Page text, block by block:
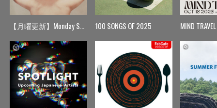
【月曜更新】Monday Spin 100 SONGS OF 2025 MIND TRAVEL